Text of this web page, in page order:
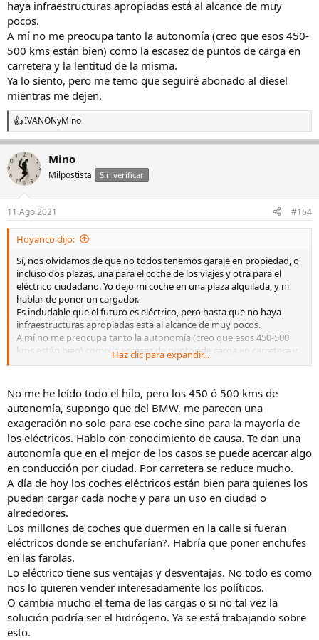
haya infraestructuras apropiadas está al alcance de muy
pocos.
A mí no me preocupa tanto la autonomía (creo que esos 450-
500 kms están bien) como la escasez de puntos de carga en
carretera y la lentitud de la misma.
Ya lo siento, pero me temo que seguiré abonado al diesel
mientras me dejen.
R
e
c
i
e
s
IVANONyMino
Mino
Milpostista Sin verificar
11 Ago 2021 #164
Hoyanco dijo:
Sí, nos olvidamos de que no todos tenemos garaje en propiedad, o
incluso dos plazas, una para el coche de los viajes y otra para el
eléctrico ciudadano. Yo dejo mi coche en una plaza alquilada, y ni
hablar de poner un cargador.
Es indudable que el futuro es eléctrico, pero hasta que no haya
infraestructuras apropiadas está al alcance de muy pocos.
A mí no me preocupa tanto la autonomía (creo que esos 450-500
kms están bien) como la escasez de puntos de carga en carretera y
me dejen.
Haz clic para expandir...
No me he leído todo el hilo, pero los 450 ó 500 kms de
autonomía, supongo que del BMW, me parecen una
exageración no solo para ese coche sino para la mayoría de
los eléctricos. Hablo con conocimiento de causa. Te dan una
autonomía que en el mejor de los casos se puede acercar algo
en conducción por ciudad. Por carretera se reduce mucho.
A día de hoy los coches eléctricos están bien para quienes los
puedan cargar cada noche y para un uso en ciudad o
alrededores.
Los millones de coches que duermen en la calle si fueran
eléctricos donde se enchufarían?. Habría que poner enchufes
en las farolas.
Lo eléctrico tiene sus ventajas y desventajas. No todo es como
nos lo quieren vender interesadamente los políticos.
O cambia mucho el tema de las cargas o si no tal vez la
solución podría ser el hidrógeno. Ya se está trabajando sobre
esto.